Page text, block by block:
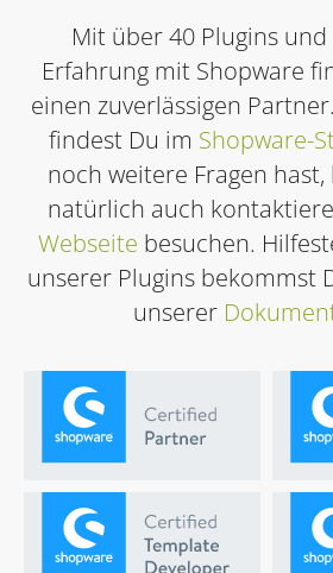
Mit über 40 Plugins
Erfahrung mit Shopware
einen zuverlässigen
findest Du im Shopware-
noch weitere Fragen
natürlich auch
Webseite besuchen.
unserer Plugins bekommst
unserer